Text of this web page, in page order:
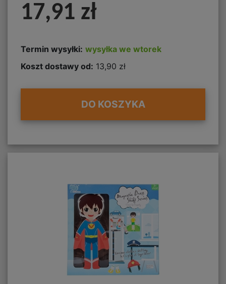
17,91 zł
Termin wysyłki: wysyłka we wtorek
Koszt dostawy od: 13,90 zł
DO KOSZYKA